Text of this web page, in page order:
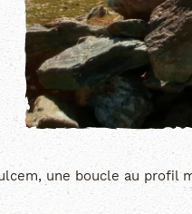
une boucle au profil